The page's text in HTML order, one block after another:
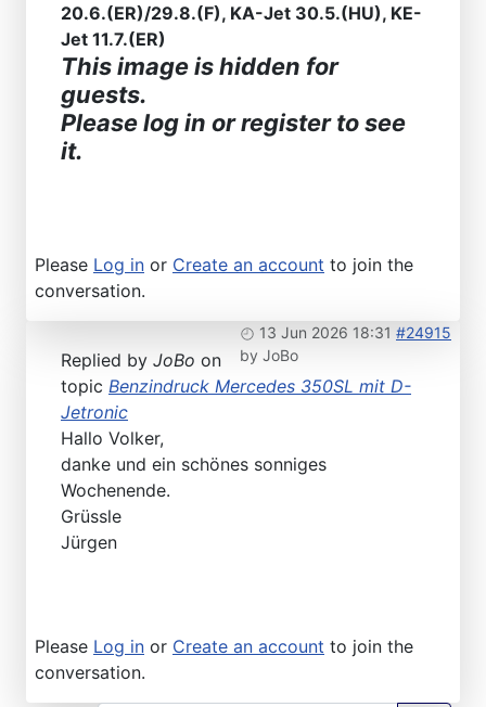
20.6.(ER)/29.8.(F), KA-Jet 30.5.(HU), KE-
Jet 11.7.(ER)
This image is hidden for
guests.
Please log in or register to see
it.
Please Log in or Create an account to join the
conversation.
13 Jun 2026 18:31 #24915
by JoBo
Replied by JoBo on
topic Benzindruck Mercedes 350SL mit D-
Jetronic
Hallo Volker,
danke und ein schönes sonniges
Wochenende.
Grüssle
Jürgen
Please Log in or Create an account to join the
conversation.